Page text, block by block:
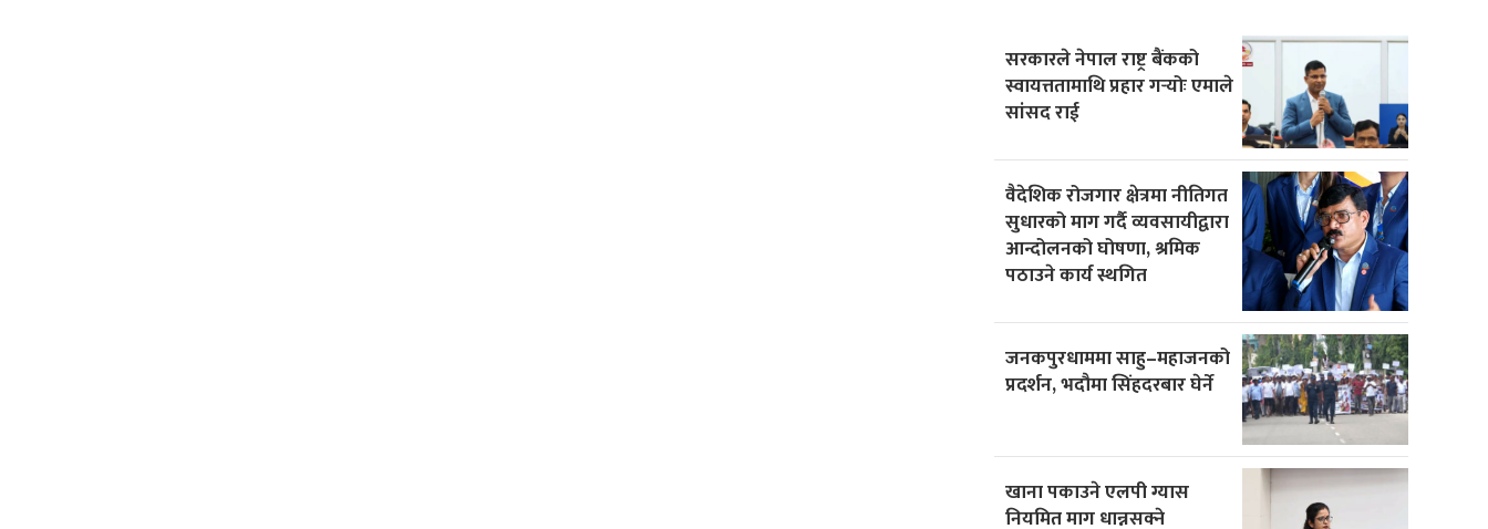
सरकारले नेपाल राष्ट्र बैंकको
स्वायत्ततामाथि प्रहार गर्‍योः एमाले
सांसद राई
वैदेशिक रोजगार क्षेत्रमा नीतिगत
सुधारको माग गर्दै व्यवसायीद्वारा
आन्दोलनको घोषणा, श्रमिक
पठाउने कार्य स्थगित
जनकपुरधाममा साहु–महाजनको
प्रदर्शन, भदौमा सिंहदरबार घेर्ने
खाना पकाउने एलपी ग्यास
नियमित माग धान्नसक्ने